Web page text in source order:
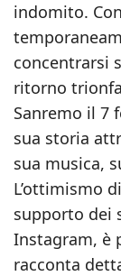
indomito.
concentrarsi
ritorno
Sanremo il 7
sua storia
sua musica,
L’ottimismo
supporto dei
Instagram, è
racconta